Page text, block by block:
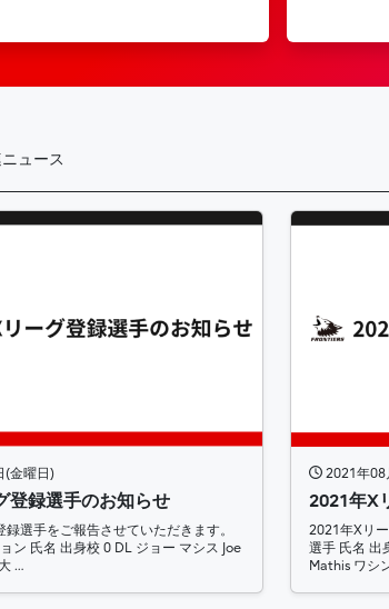
ュース
(金曜日)
登録選手のお知らせ
選手をご報告させていただきます。
ン 氏名 出身校 0 DL ジョー マシス Joe
…
2021年08
2021年X
2021年Xリ
選手 氏名 出
Mathis ワシ